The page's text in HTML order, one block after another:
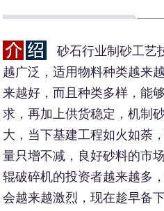
砂石行业制砂工艺
越广泛，适用物料种类越来
来越好，而且种类多样，能
求，再加上供货稳定，机制
大，当下基建工程如火如荼
量只增不减，良好砂料的市
辊破碎机的投资者越来越多
会越来越激烈，现在趁早备